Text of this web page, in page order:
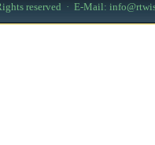
reserved · E-Mail: